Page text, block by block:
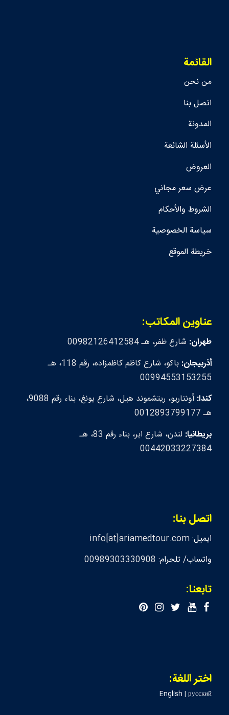
القائمة
من نحن
اتصل بنا
المدونة
الأسئلة الشائعة
العروض
عرض سعر مجاني
الشروط والأحكام
سياسة الخصوصية
خريطة الموقع
عناوين المكاتب:
طهران: شارع ظفر، هـ 00982126412584
أذربيجان:
باكو، شارع كاظم كاظمزاده، رقم 118، هـ
00994553153255
كندا:
أونتاريو، ريتشموند هيل، شارع يونغ، بناء رقم 9088،
هـ 0012893799177
بريطانيا:
لندن، شارع ابر، بناء رقم 83، هـ
00442033227384
اتصل بنا:
ايميل:info[at]ariamedtour.com
واتساب/ تلجرام: 00989303330908
تابعنا:
اختر اللغة:
English |русский